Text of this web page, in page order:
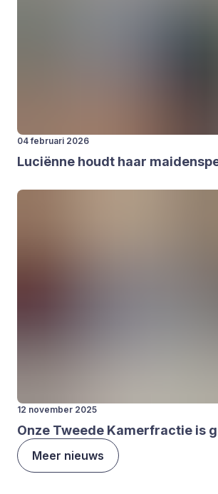
04 februari 2026
Luci­ën­ne houdt haar
12 november 2025
Onze Twee­de Kamer­frac­tie is
Meer nieuws